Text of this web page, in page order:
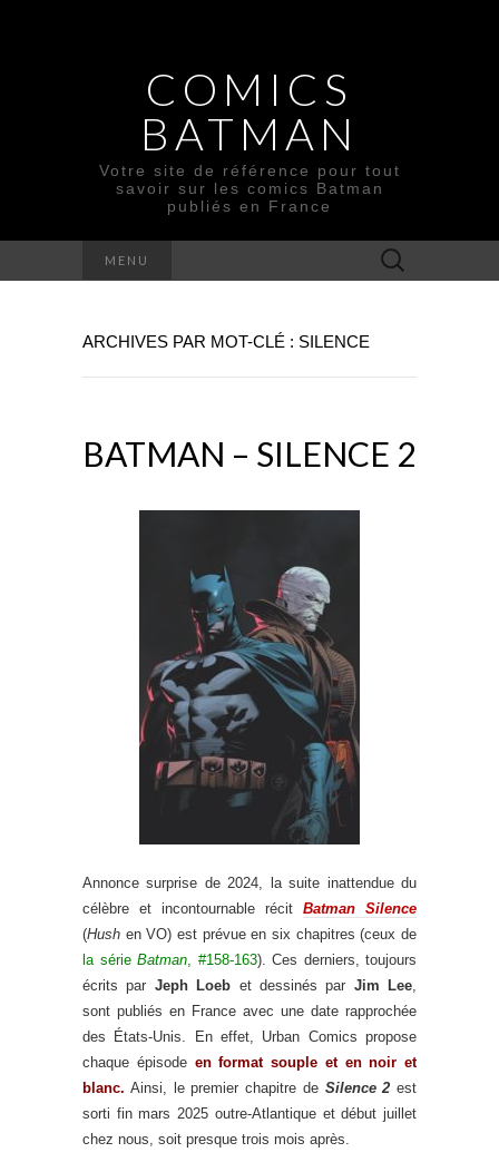
COMICS
BATMAN
Votre site de référence pour tout
savoir sur les comics Batman
publiés en France
MENU Rechercher :
ARCHIVES PAR MOT-CLÉ : SILENCE
BATMAN – SILENCE 2
Annonce surprise de 2024, la suite inattendue du
célèbre et incontournable récit Batman Silence
(Hush en VO) est prévue en six chapitres (ceux de
la série Batman, #158-163). Ces derniers, toujours
écrits par Jeph Loeb et dessinés par Jim Lee,
sont publiés en France avec une date rapprochée
des États-Unis. En effet, Urban Comics propose
chaque épisode en format souple et en noir et
blanc. Ainsi, le premier chapitre de Silence 2 est
sorti fin mars 2025 outre-Atlantique et début juillet
chez nous, soit presque trois mois après.